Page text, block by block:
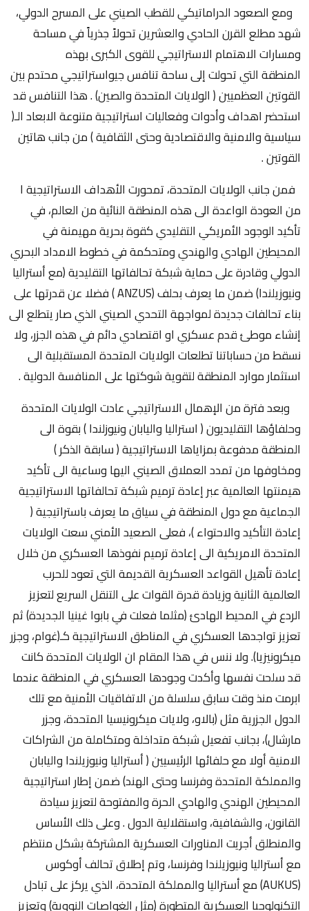
ومع الصعود الدراماتيكي للقطب الصيني على المسرح الدولي،
شهد مطلع القرن الحادي والعشرين تحولاً جذرياً في مساحة
ومسارات الاهتمام الاستراتيجي للقوى الكبرى بهذه
المنطقة التي تحولت إلى ساحة تنافس جيواستراتيجي محتدم بين
القوتين العظميين ( الولايات المتحدة والصين) . هذا التنافس قد
استحضر اهداف وأدوات وفعاليات استراتيجية متنوعة الابعاد الـ(
سياسية والامنية والاقتصادية وحتى الثقافية ) من جانب هاتين
القوتين .
فمن جانب الولايات المتحدة، تمحورت الأهداف الاستراتيجية ا
من العودة الواعدة الى هذه المنطقة النائية من العالم، في
تأكيد الوجود الأمريكي التقليدي كقوة بحرية مهيمنة في
المحيطين الهادي والهندي ومتحكمة في خطوط الامداد البحري
الدولي وقادرة على حماية شبكة تحالفاتها التقليدية (مع أستراليا
ونيوزيلندا) ضمن ما يعرف بحلف (ANZUS ) فضلا عن قدرتها على
بناء تحالفات جديدة لمواجهة التحدي الصيني الذي صار يتطلع الى
إنشاء موطئ قدم عسكري او اقتصادي دائم في هذه الجزر، ولا
نسقط من حساباتنا تطلعات الولايات المتحدة المستقبلية الى
استثمار موارد المنطقة لتقوية شوكتها على المنافسة الدولية .
وبعد فترة من الإهمال الاستراتيجي عادت الولايات المتحدة
وحلفاؤها التقليديون ( استراليا واليابان ونيوزلندا ) بقوة الى
المنطقة مدفوعة بمزاياها الاستراتيجية ( سابقة الذكر )
ومخاوفها من تمدد العملاق الصيني اليها وساعية الى تأكيد
هيمنتها العالمية عبر إعادة ترميم شبكة تحالفاتها الاستراتيجية
الجماعية مع دول المنطقة في سياق ما يعرف باستراتيجية (
إعادة التأكيد والاحتواء )، فعلى الصعيد الأمني سعت الولايات
المتحدة الامريكية الى إعادة ترميم نفوذها العسكري من خلال
إعادة تأهيل القواعد العسكرية القديمة التي تعود للحرب
العالمية الثانية وزيادة قدرة القوات على التنقل السريع لتعزيز
الردع في المحيط الهادئ (مثلما فعلت في بابوا غينيا الجديدة) ثم
تعزيز تواجدها العسكري في المناطق الاستراتيجية كـ(غوام، وجزر
ميكرونيزيا). ولا ننس في هذا المقام ان الولايات المتحدة كانت
قد سلحت نفسها وأكدت وجودها العسكري في المنطقة عندما
ابرمت منذ وقت سابق سلسلة من الاتفاقيات الأمنية مع تلك
الدول الجزرية مثل (بالاو، ولايات ميكرونيسيا المتحدة، وجزر
مارشال)، بجانب تفعيل شبكة متداخلة ومتكاملة من الشراكات
الامنية أولا مع حلفائها الرئيسيين ( أستراليا ونيوزيلندا واليابان
والمملكة المتحدة وفرنسا وحتى الهند) ضمن إطار استراتيجية
المحيطين الهندي والهادي الحرة والمفتوحة لتعزيز سيادة
القانون، والشفافية، واستقلالية الدول . وعلى ذلك الأساس
والمنطلق أجريت المناورات العسكرية المشتركة بشكل منتظم
مع أستراليا ونيوزيلندا وفرنسا، وتم إطلاق تحالف أوكوس
(AUKUS) مع أستراليا والمملكة المتحدة، الذي يركز على تبادل
التكنولوجيا العسكرية المتطورة (مثل الغواصات النووية) وتعزيز